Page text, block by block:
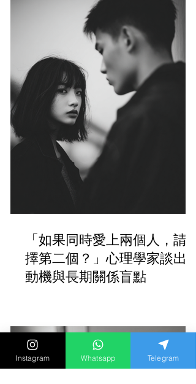
「如果同時愛上兩個人，請選
擇第二個？」心理學家談出軌
動機與長期關係盲點
Instagram Whatsapp Telegram